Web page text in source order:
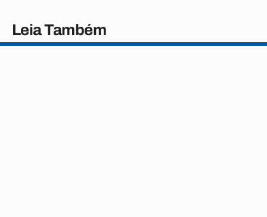
Leia Também